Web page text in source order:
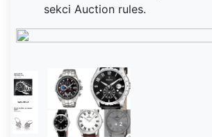
sekci Auction rules.